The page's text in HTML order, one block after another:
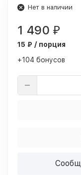
Нет в наличии
1 490 ₽
15 ₽ / порция
+104 бонусов